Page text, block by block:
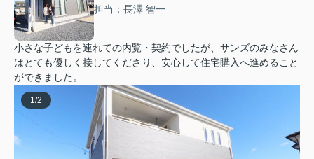
担当：長澤 智一
小さな子どもを連れての内覧・契約でしたが、サンズのみなさん
はとても優しく接してくださり、安心して住宅購入へ進めること
ができました。
1/2